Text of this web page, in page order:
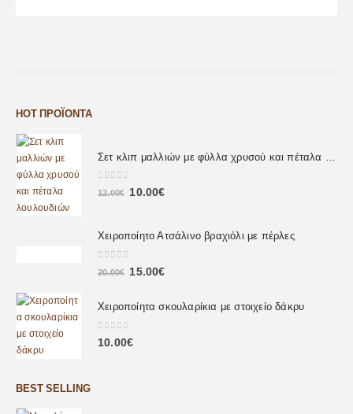
HOT ΠΡΟΪΌΝΤΑ
0out of 5
12.00€ 10.00€
Χειροποίητο Ατσάλινο βραχιόλι με πέρλες
out of 5
20.00€ 15.00€
Χειροποίητα σκουλαρίκια με στοιχείο δάκρυ
0 out of 5
10.00€
BEST SELLING